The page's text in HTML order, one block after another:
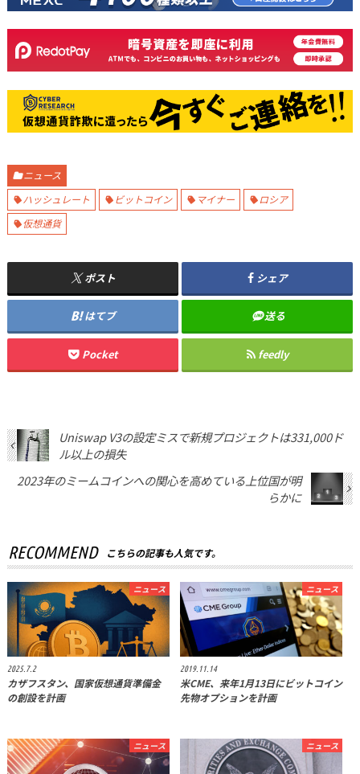
ニュース
ハッシュレート
ビットコイン マイナー
ロシア
仮想通貨
ポスト シェア
はてブ 送る
Pocket feedly
Uniswap V3の設定ミスで新規プロジェクトは331,000ド
ル以上の損失
2023年のミームコインへの関心を高めている上位国が明
らかに
RECOMMEND こちらの記事も人気です。
ニュース
2025.7.2
カザフスタン、国家仮想通貨準備金
の創設を計画
ニュース
2019.11.14
米CME、来年1月13日にビットコイン
先物オプションを計画
ニュース ニュース